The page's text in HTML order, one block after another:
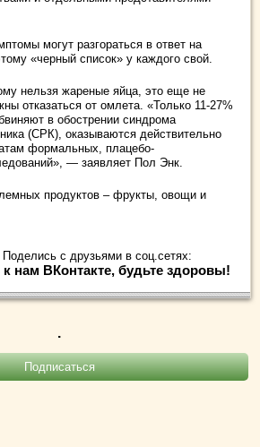
могут разгораться в ответ на
«черный список» у каждого свой.
нельзя жареные яйца, это еще не
отказаться от омлета. «Только 11-27%
в обострении синдрома
(СРК), оказываются действительно
формальных, плацебо-
— заявляет Пол Энк.
продуктов – фрукты, овощи и
Поделись с друзьями в соц.сетях:
нам ВКонтакте, будьте здоровы!
.